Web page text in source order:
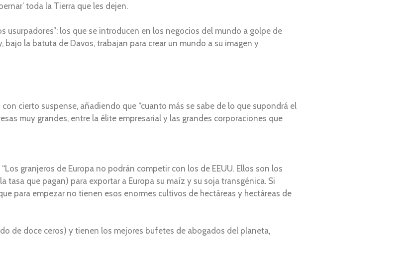
toda la Tierra que les dejen.
los que se introducen en los negocios del mundo a golpe de
la batuta de Davos, trabajan para crear un mundo a su imagen y
cierto suspense, añadiendo que “cuanto más se sabe de lo que supondrá el
muy grandes, entre la élite empresarial y las grandes corporaciones que
granjeros de Europa no podrán competir con los de EEUU. Ellos son los
que pagan) para exportar a Europa su maíz y su soja transgénica. Si
para empezar no tienen esos enormes cultivos de hectáreas y hectáreas de
de doce ceros) y tienen los mejores bufetes de abogados del planeta,